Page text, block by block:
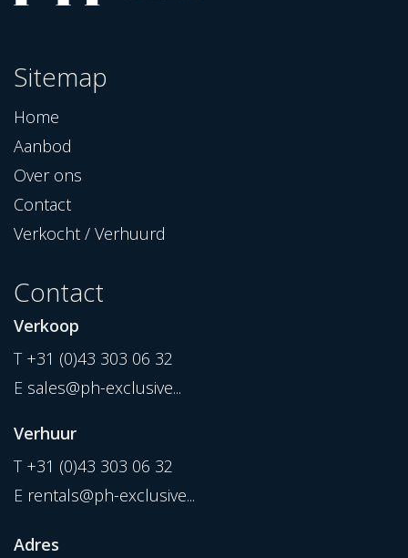
Sitemap
Home
Aanbod
Over ons
Contact
Verkocht / Verhuurd
Contact
Verkoop
T +31 (0)43 303 06 32
E sales@ph-exclusive...
Verhuur
T +31 (0)43 303 06 32
E rentals@ph-exclusive...
Adres